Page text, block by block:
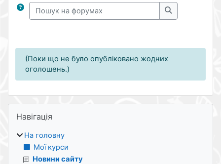
Пошук на форумах
Пошук на
(Поки що не було опубліковано жодних
оголошень.)
Блоки
Навігація
На головну
Мої курси
Новини сайту